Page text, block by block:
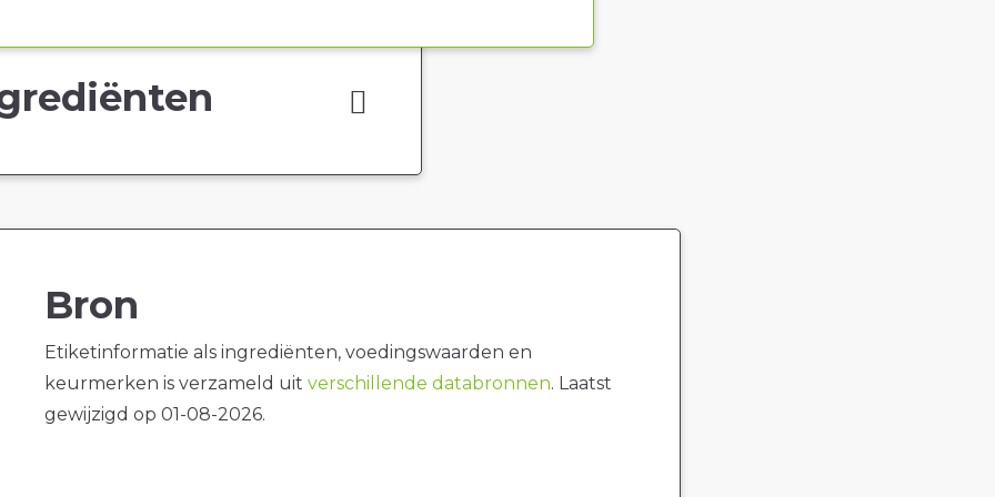
Bron
Etiketinformatie als ingrediënten, voedingswaarden en
keurmerken is verzameld uit verschillende databronnen. Laatst
gewijzigd op 01-08-2026.